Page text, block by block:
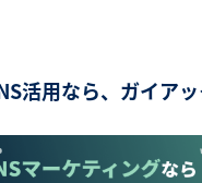
活用なら、ガイア